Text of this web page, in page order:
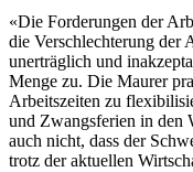
«Die Forderungen der
die Verschlechterung der
unerträglich und
Menge zu. Die Maurer
Arbeitszeiten zu
und Zwangsferien in den
auch nicht, dass der
trotz der aktuellen